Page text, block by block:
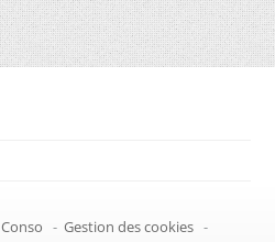
Conso - Gestion des cookies -